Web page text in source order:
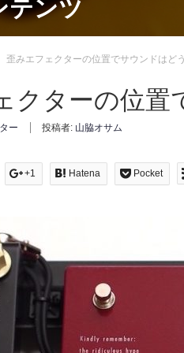
テンツ
歪みエフェクターの位置でサウンドはど
クターの位置
ー 投稿者: 山脇オサム
+1 Hatena Pocket